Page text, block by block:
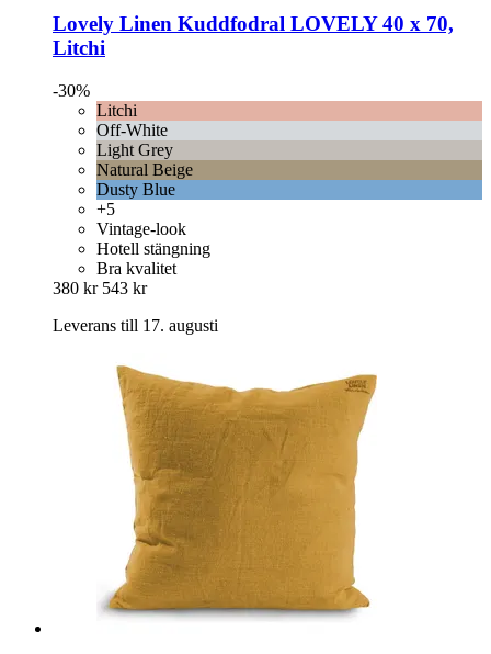
Lovely Linen Kuddfodral LOVELY 40 x 70,
Litchi
-30%
Litchi
Off-White
Light Grey
Natural Beige
Dusty Blue
+5
Vintage-look
Hotell stängning
Bra kvalitet
380 kr 543 kr
Leverans till 17. augusti